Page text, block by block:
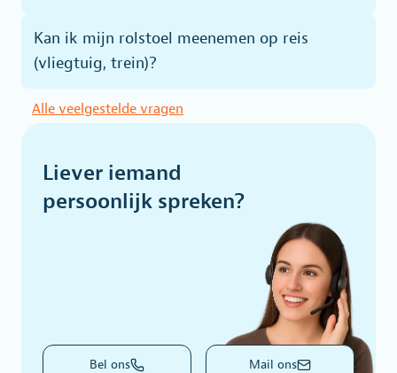
Kan ik mijn rolstoel meenemen op reis
(vliegtuig, trein)?
Alle veelgestelde vragen
Liever iemand
persoonlijk spreken?
Bel ons Mail ons